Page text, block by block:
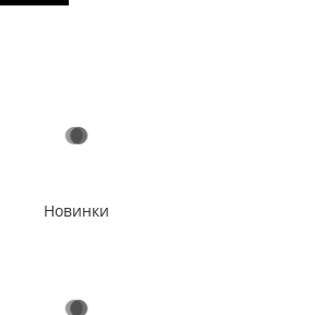
Новинки